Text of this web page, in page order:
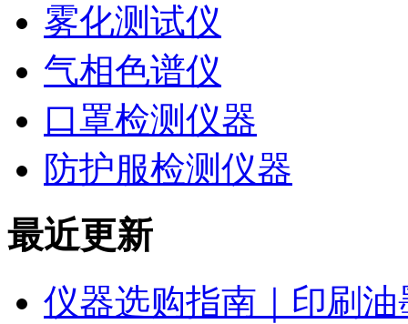
雾化测试仪
气相色谱仪
口罩检测仪器
防护服检测仪器
最近更新
仪器选购指南｜印刷